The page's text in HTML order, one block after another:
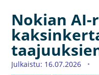
Nokian AI-
Julkaistu: 16.07.2026